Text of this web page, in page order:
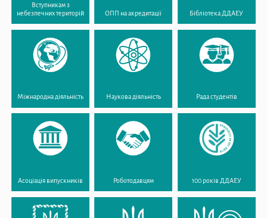
Вступникам з
небезпечних територій
ОПП на акредитації Бібліотека ДДАЕУ
Міжнародна діяльність Наукова діяльність Рада студентів
Асоціація випускників Роботодавцям 100 років ДДАЕУ